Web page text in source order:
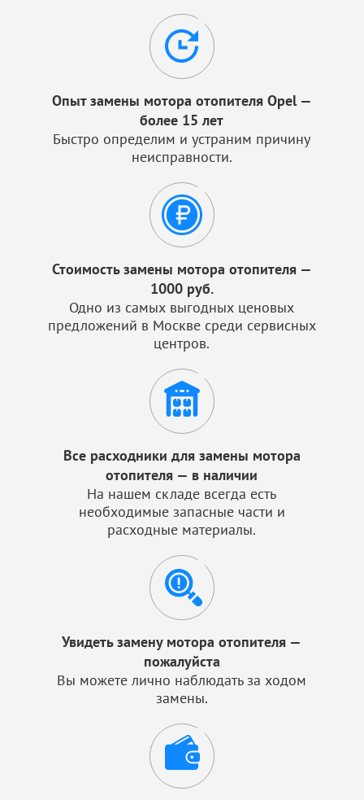
Опыт замены мотора отопителя Opel —
более 15 лет
Быстро определим и устраним причину
неисправности.
Стоимость замены мотора отопителя —
1000 руб.
Одно из самых выгодных ценовых
предложений в Москве среди сервисных
центров.
Все расходники для замены мотора
отопителя — в наличии
На нашем складе всегда есть
необходимые запасные части и
расходные материалы.
Увидеть замену мотора отопителя —
пожалуйста
Вы можете лично наблюдать за ходом
замены.